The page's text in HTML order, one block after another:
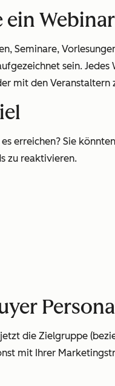
Seminare,
sein.
mit den Veranstaltern
erreichen? Sie
zu reaktivieren.
die Zielgruppe
mit Ihrer